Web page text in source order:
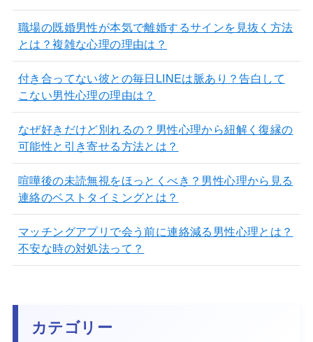
職場の既婚男性が本気で離婚するサインを見抜く方法
とは？複雑な心理の理由は？
付き合ってない彼との毎日LINEは脈あり？告白して
こない男性心理の理由は？
なぜ好きだけど別れるの？男性心理から紐解く復縁の
可能性と引き寄せる方法とは？
喧嘩後の未読無視をほっとくべき？男性心理から見る
連絡のベストタイミングとは？
マッチングアプリで会う前に連絡減る男性心理とは？
不安な時の対処法って？
カテゴリー